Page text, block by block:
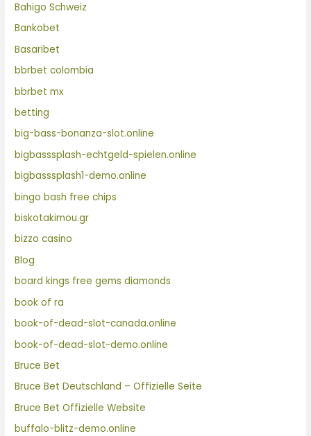
Bahigo Schweiz
Bankobet
Basaribet
bbrbet colombia
bbrbet mx
betting
big-bass-bonanza-slot.online
bigbasssplash-echtgeld-spielen.online
bigbasssplash1-demo.online
bingo bash free chips
biskotakimou.gr
bizzo casino
Blog
board kings free gems diamonds
book of ra
book-of-dead-slot-canada.online
book-of-dead-slot-demo.online
Bruce Bet
Bruce Bet Deutschland – Offizielle Seite
Bruce Bet Offizielle Website
buffalo-blitz-demo.online